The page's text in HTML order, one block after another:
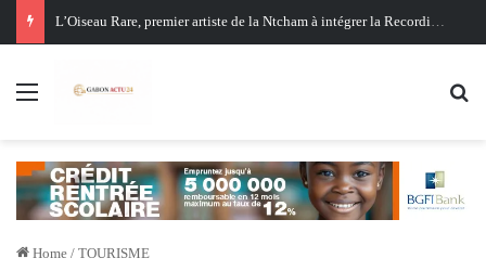
Oligui Nguema au Ghana : Libreville mise sur Accra pour renforcer sa stratégie diplomatique et économique
Menu
Home / TOURISME